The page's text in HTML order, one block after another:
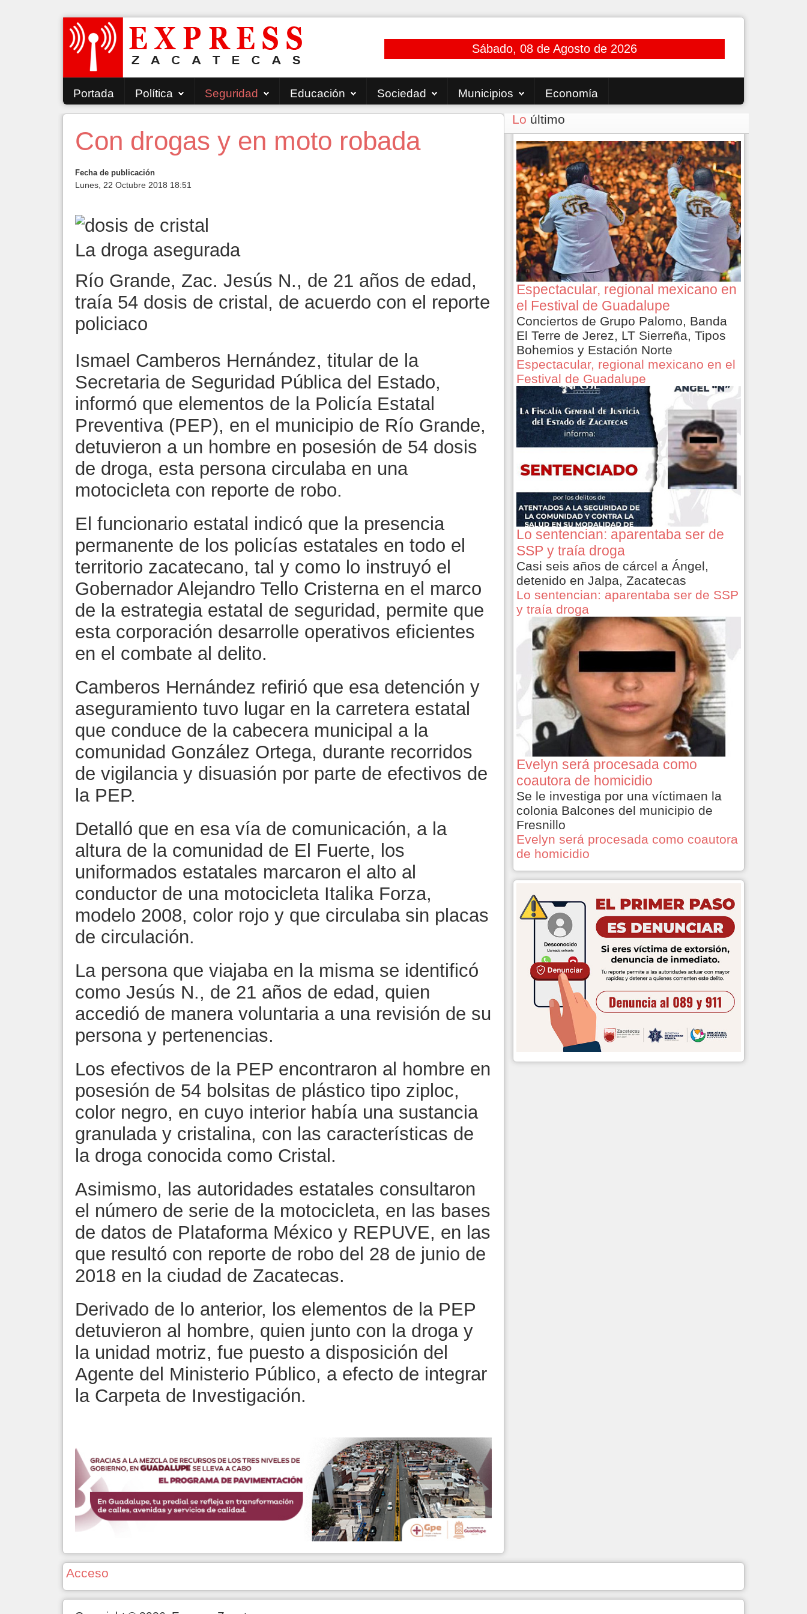
Sábado, 08 de Agosto de 2026
Portada Política Seguridad Educación Sociedad Municipios Economía
Con drogas y en moto robada
Fecha de publicación
Lunes, 22 Octubre 2018 18:51
La droga asegurada
Río Grande, Zac. Jesús N., de 21 años de edad,
traía 54 dosis de cristal, de acuerdo con el reporte
policiaco
Ismael Camberos Hernández, titular de la
Secretaria de Seguridad Pública del Estado,
informó que elementos de la Policía Estatal
Preventiva (PEP), en el municipio de Río Grande,
detuvieron a un hombre en posesión de 54 dosis
de droga, esta persona circulaba en una
motocicleta con reporte de robo.
El funcionario estatal indicó que la presencia
permanente de los policías estatales en todo el
territorio zacatecano, tal y como lo instruyó el
Gobernador Alejandro Tello Cristerna en el marco
de la estrategia estatal de seguridad, permite que
esta corporación desarrolle operativos eficientes
en el combate al delito.
Camberos Hernández refirió que esa detención y
aseguramiento tuvo lugar en la carretera estatal
que conduce de la cabecera municipal a la
comunidad González Ortega, durante recorridos
de vigilancia y disuasión por parte de efectivos de
la PEP.
Detalló que en esa vía de comunicación, a la
altura de la comunidad de El Fuerte, los
uniformados estatales marcaron el alto al
conductor de una motocicleta Italika Forza,
modelo 2008, color rojo y que circulaba sin placas
de circulación.
La persona que viajaba en la misma se identificó
como Jesús N., de 21 años de edad, quien
accedió de manera voluntaria a una revisión de su
persona y pertenencias.
Los efectivos de la PEP encontraron al hombre en
posesión de 54 bolsitas de plástico tipo ziploc,
color negro, en cuyo interior había una sustancia
granulada y cristalina, con las características de
la droga conocida como Cristal.
Asimismo, las autoridades estatales consultaron
el número de serie de la motocicleta, en las bases
de datos de Plataforma México y REPUVE, en las
que resultó con reporte de robo del 28 de junio de
2018 en la ciudad de Zacatecas.
Derivado de lo anterior, los elementos de la PEP
detuvieron al hombre, quien junto con la droga y
la unidad motriz, fue puesto a disposición del
Agente del Ministerio Público, a efecto de integrar
la Carpeta de Investigación.
Lo último
Espectacular, regional mexicano en
el Festival de Guadalupe
Conciertos de Grupo Palomo, Banda
El Terre de Jerez, LT Sierreña, Tipos
Bohemios y Estación Norte
Espectacular, regional mexicano en el
Festival de Guadalupe
Lo sentencian: aparentaba ser de
SSP y traía droga
Casi seis años de cárcel a Ángel,
detenido en Jalpa, Zacatecas
Lo sentencian: aparentaba ser de SSP
y traía droga
Evelyn será procesada como
coautora de homicidio
Se le investiga por una víctimaen la
colonia Balcones del municipio de
Fresnillo
Evelyn será procesada como coautora
de homicidio
Acceso